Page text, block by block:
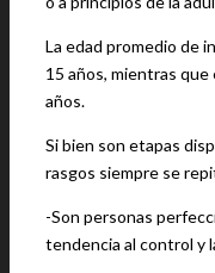
La edad promedio de
15 años, mientras
años.
Si bien son etapas
rasgos siempre se
-Son personas
tendencia al control y